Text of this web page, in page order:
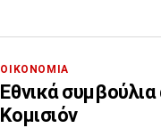
ΟΙΚΟΝΟΜΙΑ
Εθνικά
Κομισιόν